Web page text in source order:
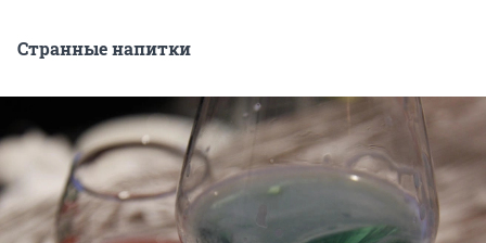
Странные напитки